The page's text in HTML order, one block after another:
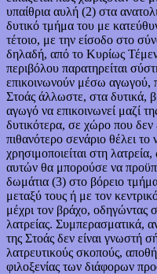
υπαίθρια αυλή (2) στα
δυτικό τμήμα του με
τέτοιο, με την είσοδο στο
δηλαδή, από το Κυρίως
περιβόλου παρατηρείται
επικοινωνούν μέσω αγωγού,
Στοάς άλλωστε, στα δυτικά,
αγωγό να επικοινωνεί μαζί
δυτικότερα, σε χώρο που
πιθανότερο σενάριο θέλει
χρησιμοποιείται στη
αυτών θα μπορούσε να
δωμάτια (3) στο βόρειο
μεταξύ τους ή με τον
μέχρι τον βράχο, οδηγώντας
λατρείας. Συμπερασματικά,
της Στοάς δεν είναι γνωστή
λατρευτικούς σκοπούς,
φιλοξενίας των διάφορων